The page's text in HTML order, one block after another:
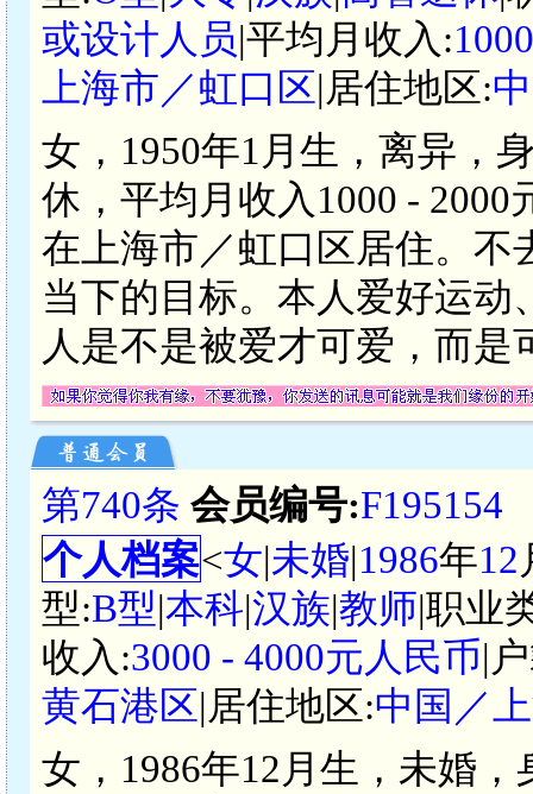
或设计人员|平均月收入:
上海市／虹口区|居住地区:
女，1950年1月生，离异，
休，平均月收入1000 -
在上海市／虹口区居住。不
当下的目标。本人爱好运
人是不是被爱才可爱，而是
第740条 会员编号:F195154
个人档案<女|未婚|1986年12
型:B型|本科|汉族|教师|职业
收入:3000 - 4000元人民币|
黄石港区|居住地区:中国／
女，1986年12月生，未婚